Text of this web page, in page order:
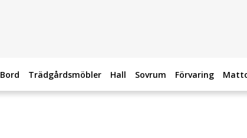
Bord Trädgårdsmöbler Hall Sovrum Förvaring